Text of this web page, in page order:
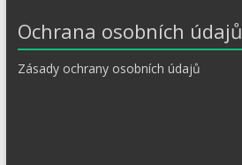
Ochrana osobních údajů
Zásady ochrany osobních údajů